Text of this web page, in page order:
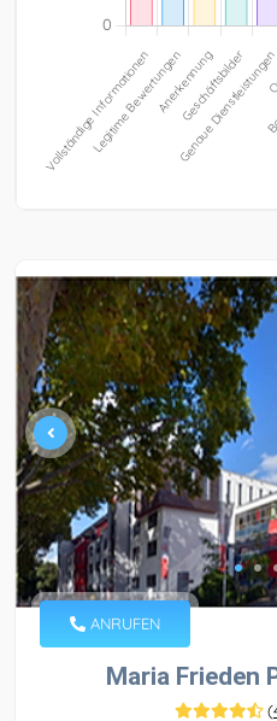
ANRUFEN
Maria Frieden
(